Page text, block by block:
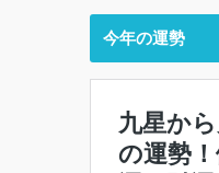
今年の運勢